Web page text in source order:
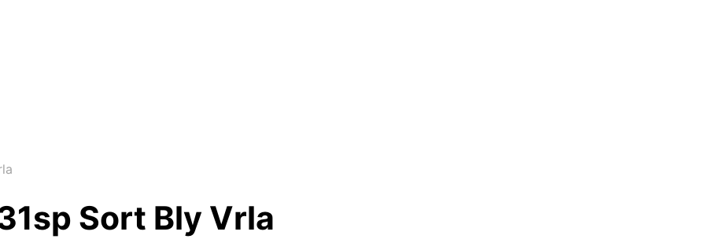
Sort Bly Vrla